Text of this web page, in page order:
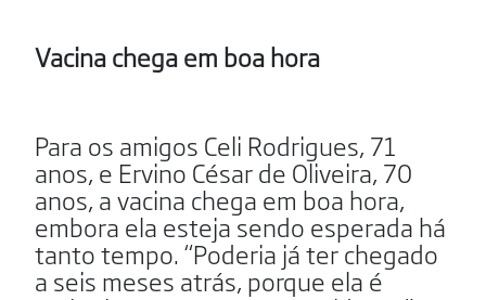
Vacina chega em boa hora
Para os amigos Celi Rodrigues, 71
anos, e Ervino César de Oliveira, 70
anos, a vacina chega em boa hora,
embora ela esteja sendo esperada há
tanto tempo. “Poderia já ter chegado
a seis meses atrás, porque ela é